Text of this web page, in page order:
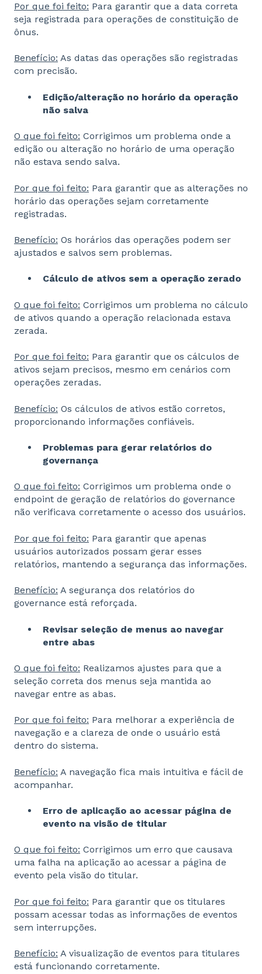
Por que foi feito: Para garantir que a data correta
seja registrada para operações de constituição de
ônus.
Benefício: As datas das operações são registradas
com precisão.
Edição/alteração no horário da operação
não salva
O que foi feito: Corrigimos um problema onde a
edição ou alteração no horário de uma operação
não estava sendo salva.
Por que foi feito: Para garantir que as alterações no
horário das operações sejam corretamente
registradas.
Benefício: Os horários das operações podem ser
ajustados e salvos sem problemas.
Cálculo de ativos sem a operação zerado
O que foi feito: Corrigimos um problema no cálculo
de ativos quando a operação relacionada estava
zerada.
Por que foi feito: Para garantir que os cálculos de
ativos sejam precisos, mesmo em cenários com
operações zeradas.
Benefício: Os cálculos de ativos estão corretos,
proporcionando informações confiáveis.
Problemas para gerar relatórios do
governança
O que foi feito: Corrigimos um problema onde o
endpoint de geração de relatórios do governance
não verificava corretamente o acesso dos usuários.
Por que foi feito: Para garantir que apenas
usuários autorizados possam gerar esses
relatórios, mantendo a segurança das informações.
Benefício: A segurança dos relatórios do
governance está reforçada.
Revisar seleção de menus ao navegar
entre abas
O que foi feito: Realizamos ajustes para que a
seleção correta dos menus seja mantida ao
navegar entre as abas.
Por que foi feito: Para melhorar a experiência de
navegação e a clareza de onde o usuário está
dentro do sistema.
Benefício: A navegação fica mais intuitiva e fácil de
acompanhar.
Erro de aplicação ao acessar página de
evento na visão de titular
O que foi feito: Corrigimos um erro que causava
uma falha na aplicação ao acessar a página de
evento pela visão do titular.
Por que foi feito: Para garantir que os titulares
possam acessar todas as informações de eventos
sem interrupções.
Benefício: A visualização de eventos para titulares
está funcionando corretamente.